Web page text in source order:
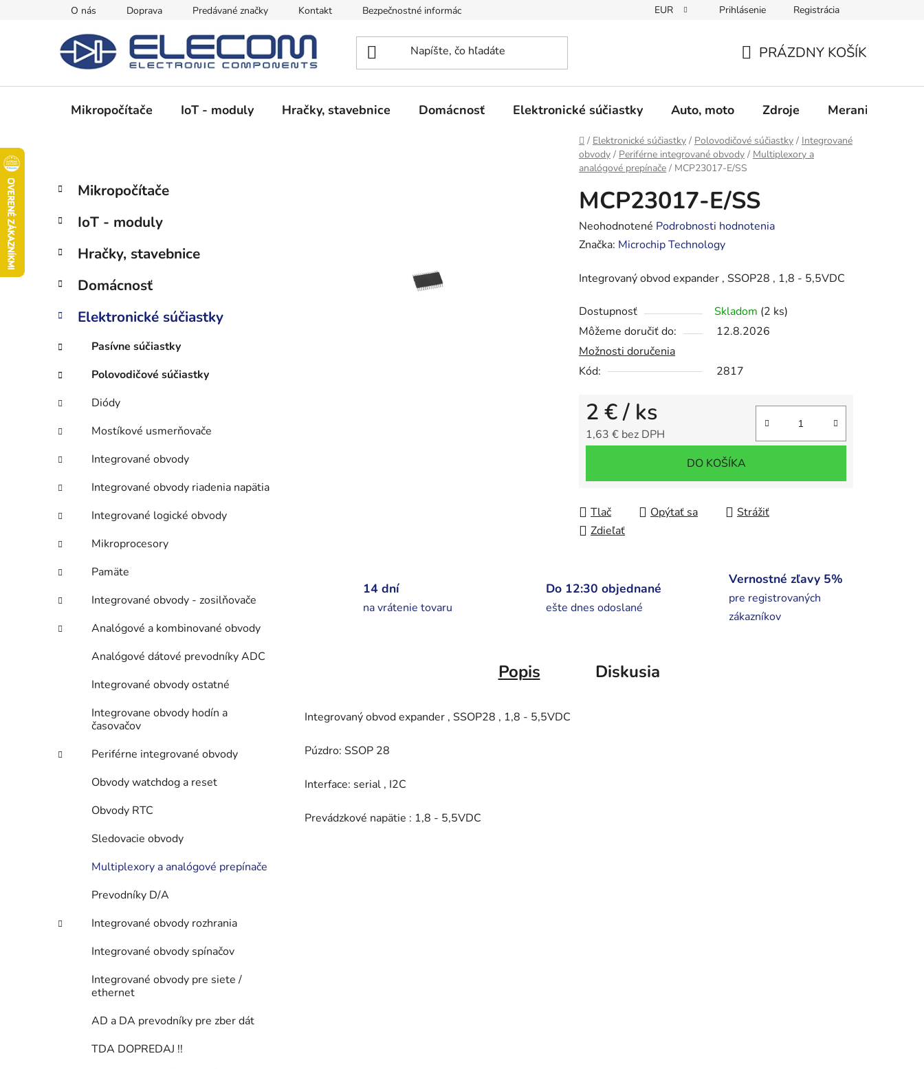
O nás Doprava Predávané značky Kontakt Bezpečnostné informácie Obchodné podmienky Podmienky ochrany osobných údajov
EUR Prihlásenie Registrácia
KOŠÍK
PRÁZDNY KOŠÍK
Mikropočítače IoT - moduly Hračky, stavebnice Domácnosť Elektronické súčiastky Auto, moto Zdroje Meranie -
Domov
/ Elektronické súčiastky / Polovodičové súčiastky / Integrované
obvody / Periférne integrované obvody / Multiplexory a
analógové prepínače / MCP23017-E/SS
B
č
ý
a
n
e
l
Preskočiť
kategórie
K
a
e
ó
i
Mikropočítače
IoT - moduly
Hračky, stavebnice
Domácnosť
Elektronické súčiastky
Pasívne súčiastky
Polovodičové súčiastky
Diódy
Mostíkové usmerňovače
Integrované obvody
Integrované obvody riadenia napätia
Integrované logické obvody
Mikroprocesory
Pamäte
Integrované obvody - zosilňovače
Analógové a kombinované obvody
Analógové dátové prevodníky ADC
Integrované obvody ostatné
Integrovane obvody hodín a
časovačov
Periférne integrované obvody
Obvody watchdog a reset
Obvody RTC
Sledovacie obvody
Multiplexory a analógové prepínače
Prevodníky D/A
Integrované obvody rozhrania
Integrované obvody spínačov
Integrované obvody pre siete /
ethernet
AD a DA prevodníky pre zber dát
TDA DOPREDAJ !!
MCP23017-E/SS
Priemerné
hodnotenie
je
z
5
hviezdičiek.
Neohodnotené Podrobnosti hodnotenia
Značka: Microchip Technology
Integrovaný obvod expander , SSOP28 , 1,8 - 5,5VDC
Dostupnosť Skladom (2 ks)
Môžeme doručiť do:
12.8.2026
Možnosti doručenia
Kód:
2817
2 €/ ks
1,63 € bez DPH
DO KOŠÍKA
Tlač Opýtať sa
Strážiť
Zdieľať
14 dní
na vrátenie tovaru
Do 12:30 objednané
ešte dnes odoslané
Vernostné zľavy 5%
pre registrovaných
zákazníkov
Popis Diskusia
Integrovaný obvod expander , SSOP28 , 1,8 - 5,5VDC
Púzdro: SSOP 28
Interface: serial , I2C
Prevádzkové napätie : 1,8 - 5,5VDC